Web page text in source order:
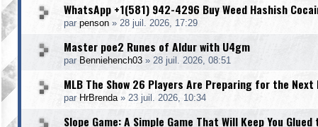
WhatsApp +1(581) 942-4296 Buy Weed Hashish
par penson » 28 juil. 2026, 17:29
Master poe2 Runes of Aldur with U4gm
par Benniehench03 » 28 juil. 2026, 08:51
MLB The Show 26 Players Are Preparing for the
par HrBrenda» 23 juil. 2026, 10:34
Slope Game: A Simple Game That Will Keep You